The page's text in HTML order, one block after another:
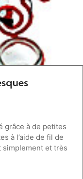
grâce à de petites
à l’aide de fil de
simplement et très